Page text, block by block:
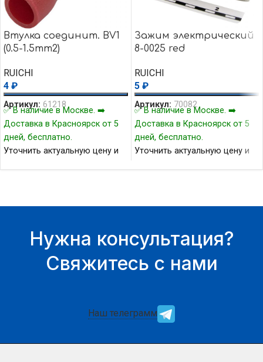
Втулка соединит. BV1
(0.5-1.5mm2)
RUICHI
4 ₽
Артикул: 61218
✅ В наличие в Москве. ➡️
Доставка в Красноярск от 5
дней, бесплатно.
Уточнить актуальную цену и
Зажим электрический
8-0025 red
RUICHI
5 ₽
Артикул: 70082
✅ В наличие в Москве. ➡️
Доставка в Красноярск от 5
дней, бесплатно.
Уточнить актуальную цену и
Нужна консультация?
Свяжитесь с нами
Наш телеграмм